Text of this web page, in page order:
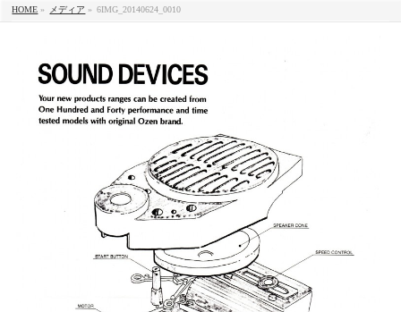
HOME » メディア » 6IMG_20140624_0010